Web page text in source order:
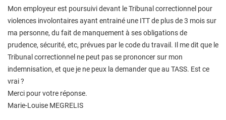
Mon employeur est poursuivi devant le Tribunal correctionnel pour
violences involontaires ayant entrainé une ITT de plus de 3 mois sur
ma personne, du fait de manquement à ses obligations de
prudence, sécurité, etc, prévues par le code du travail. Il me dit que le
Tribunal correctionnel ne peut pas se prononcer sur mon
indemnisation, et que je ne peux la demander que au TASS. Est ce
vrai ?
Merci pour votre réponse.
Marie-Louise MEGRELIS